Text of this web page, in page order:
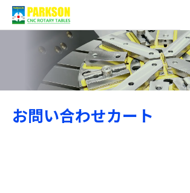
お問い合わせリスト
お問い合わせカート